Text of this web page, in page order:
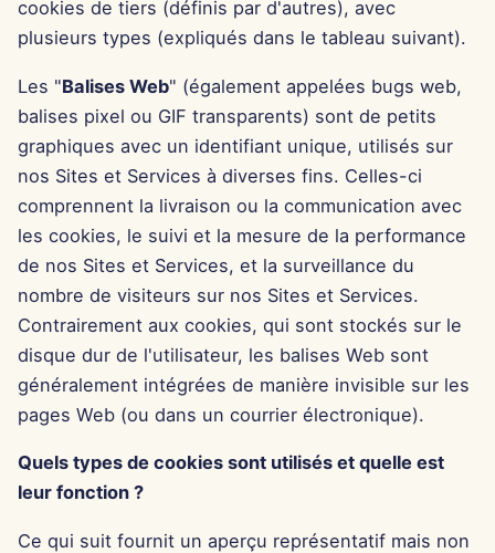
c
h
e
r
h
e
29 août 2025
22 août 2025
15 août 2025
8 août 2025
1er août 2025
25 juil. 2025
18 juil. 2025
11 juil. 2025
4 juil. 2025
27 juin 2025
cookies de tiers (définis par d'autres), avec
plusieurs types (expliqués dans le tableau suivant).
Les "Balises Web" (également appelées bugs web,
balises pixel ou GIF transparents) sont de petits
graphiques avec un identifiant unique, utilisés sur
nos Sites et Services à diverses fins. Celles-ci
comprennent la livraison ou la communication avec
les cookies, le suivi et la mesure de la performance
de nos Sites et Services, et la surveillance du
nombre de visiteurs sur nos Sites et Services.
Contrairement aux cookies, qui sont stockés sur le
disque dur de l'utilisateur, les balises Web sont
généralement intégrées de manière invisible sur les
pages Web (ou dans un courrier électronique).
Quels types de cookies sont utilisés et quelle est
leur fonction ?
Ce qui suit fournit un aperçu représentatif mais non